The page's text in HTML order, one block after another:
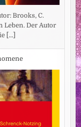
Brooks, C.
Leben. Der Autor
[...]